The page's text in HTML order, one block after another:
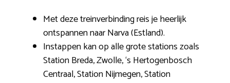
Met deze treinverbinding reis je heerlijk
ontspannen naar Narva (Estland).
Instappen kan op alle grote stations zoals
Station Breda, Zwolle, ‘s Hertogenbosch
Centraal, Station Nijmegen, Station